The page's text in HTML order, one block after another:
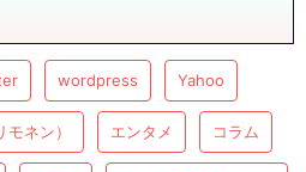
wordpress Yahoo
ネン） エンタメ コラム